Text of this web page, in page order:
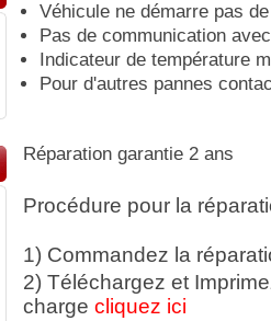
Véhicule ne démarre pas
Pas de communication
Indicateur de température
Pour d'autres pannes
Réparation garantie 2 ans
Procédure pour la
1) Commandez la
2) Téléchargez et
charge cliquez ici